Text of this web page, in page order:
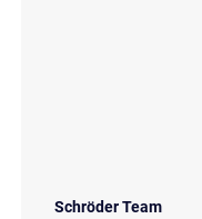
Schröder Team